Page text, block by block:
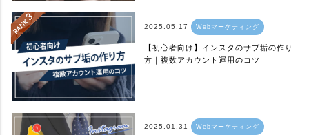
2025.05.17 Webマーケティング
【初心者向け】インスタのサブ垢の作り
方｜複数アカウント運用のコツ
2025.01.31 Webマーケティング